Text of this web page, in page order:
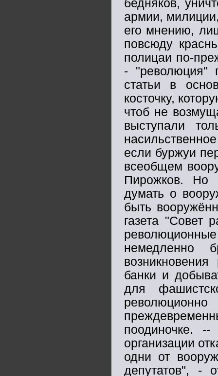
бедняков,
армии,
его мнению,
повсюду
полицаи по-
- "революция"
статьи в
косточку,
чтоб не
выступали
если буржуи
всеобщем
Пирожков. Но
думать о
быть
газета "Совет
немедленно
банки и
для
поодиночке.
организации
одни от
депутатов", -